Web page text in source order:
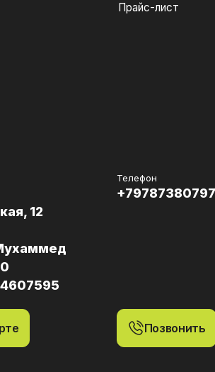
Прайс-лист
12
Телефон
+79787380797
Позвонить